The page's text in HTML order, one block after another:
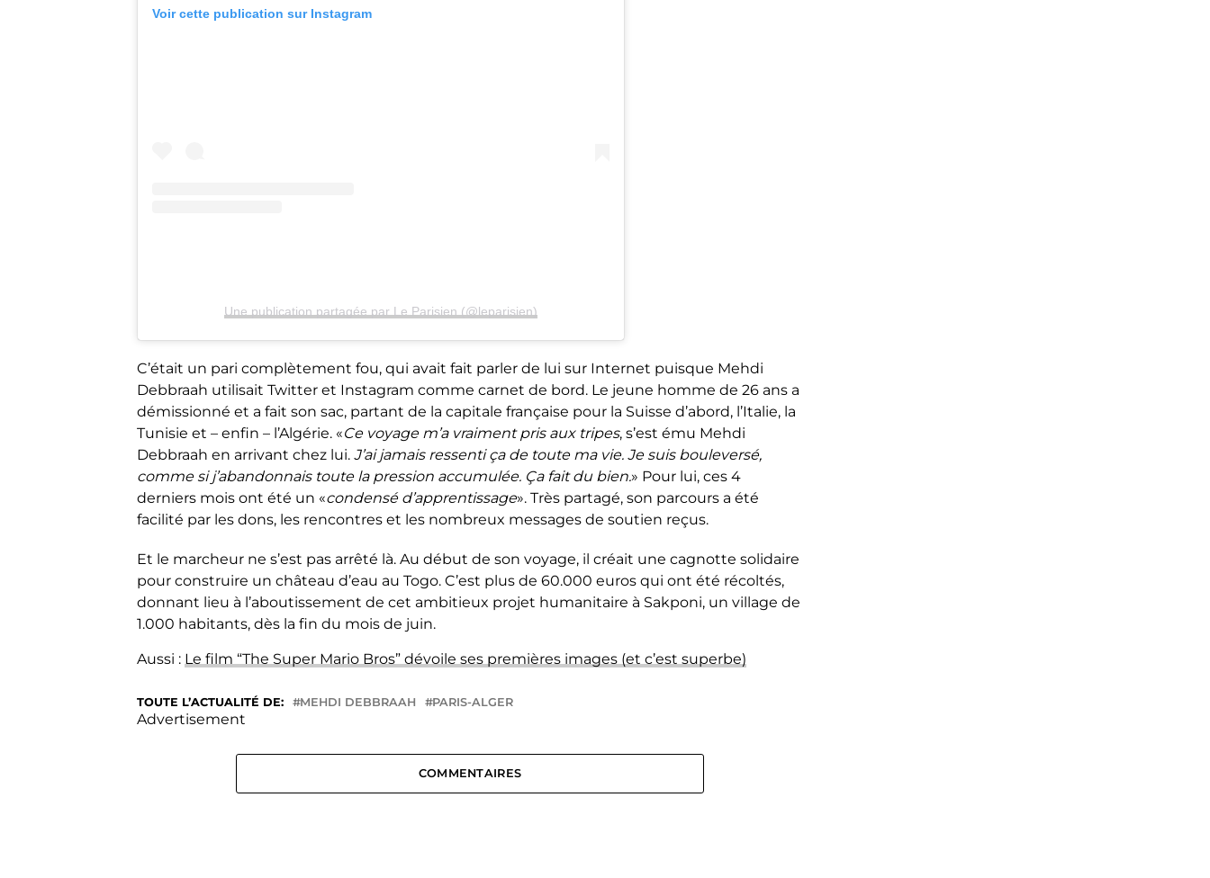
Voir cette publication sur Instagram
Une publication partagée par Le Parisien (@leparisien)
C’était un pari complètement fou, qui avait fait parler de lui sur Internet puisque Mehdi
Debbraah utilisait Twitter et Instagram comme carnet de bord. Le jeune homme de 26 ans a
démissionné et a fait son sac, partant de la capitale française pour la Suisse d’abord, l’Italie, la
Tunisie et – enfin – l’Algérie. «Ce voyage m’a vraiment pris aux tripes, s’est ému Mehdi
Debbraah en arrivant chez lui. J’ai jamais ressenti ça de toute ma vie. Je suis bouleversé,
comme si j’abandonnais toute la pression accumulée. Ça fait du bien.» Pour lui, ces 4
derniers mois ont été un «condensé d’apprentissage». Très partagé, son parcours a été
facilité par les dons, les rencontres et les nombreux messages de soutien reçus.
Et le marcheur ne s’est pas arrêté là. Au début de son voyage, il créait une cagnotte solidaire
pour construire un château d’eau au Togo. C’est plus de 60.000 euros qui ont été récoltés,
donnant lieu à l’aboutissement de cet ambitieux projet humanitaire à Sakponi, un village de
1.000 habitants, dès la fin du mois de juin.
Aussi : Le film “The Super Mario Bros” dévoile ses premières images (et c’est superbe)
TOUTE L’ACTUALITÉ DE: MEHDI DEBBRAAH PARIS-ALGER
Advertisement
COMMENTAIRES